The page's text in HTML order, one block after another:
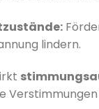
lindern.